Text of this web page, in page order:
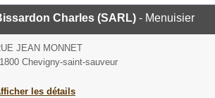
Charles (SARL) - Menuisier
JEAN MONNET
Chevigny-saint-sauveur
les détails